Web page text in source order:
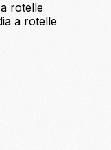
rotelle
a rotelle